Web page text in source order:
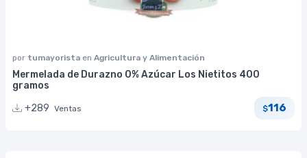
por tumayorista en Agricultura y Alimentación
Mermelada de Durazno 0% Azúcar Los Nietitos 400
gramos
+289 Ventas $116